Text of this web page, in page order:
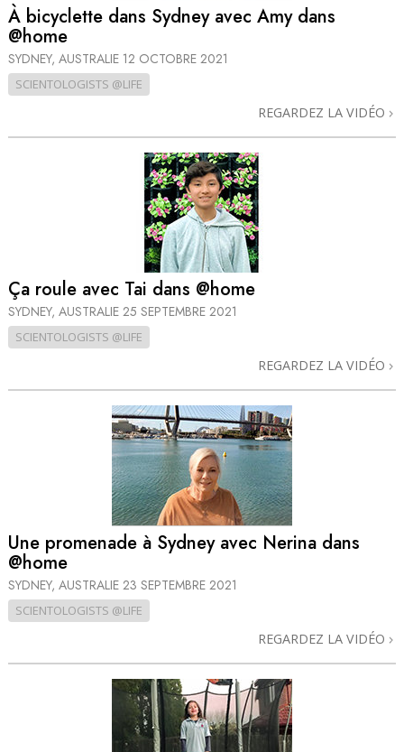
À bicyclette dans Sydney avec Amy dans
@home
SYDNEY, AUSTRALIE 12 OCTOBRE 2021
SCIENTOLOGISTS @LIFE
REGARDEZ LA VIDÉO
Ça roule avec Tai dans @home
SYDNEY, AUSTRALIE 25 SEPTEMBRE 2021
SCIENTOLOGISTS @LIFE
REGARDEZ LA VIDÉO
Une promenade à Sydney avec Nerina dans
@home
SYDNEY, AUSTRALIE 23 SEPTEMBRE 2021
SCIENTOLOGISTS @LIFE
REGARDEZ LA VIDÉO